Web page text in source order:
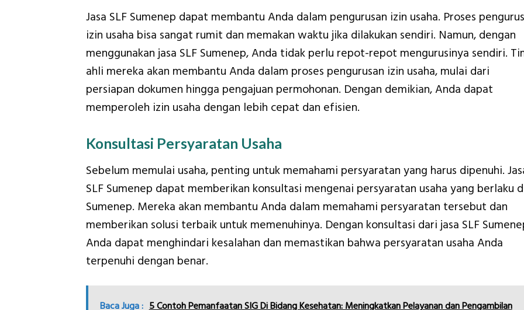
Jasa SLF Sumenep dapat membantu Anda dalam pengurusan izin usaha. Proses
izin usaha bisa sangat rumit dan memakan waktu jika dilakukan sendiri. Namun, dengan
menggunakan jasa SLF Sumenep, Anda tidak perlu repot-repot mengurusinya sendiri.
ahli mereka akan membantu Anda dalam proses pengurusan izin usaha, mulai dari
persiapan dokumen hingga pengajuan permohonan. Dengan demikian, Anda dapat
memperoleh izin usaha dengan lebih cepat dan efisien.
Konsultasi Persyaratan Usaha
Sebelum memulai usaha, penting untuk memahami persyaratan yang harus dipenuhi.
SLF Sumenep dapat memberikan konsultasi mengenai persyaratan usaha yang berlaku
Sumenep. Mereka akan membantu Anda dalam memahami persyaratan tersebut dan
memberikan solusi terbaik untuk memenuhinya. Dengan konsultasi dari jasa SLF
Anda dapat menghindari kesalahan dan memastikan bahwa persyaratan usaha Anda
terpenuhi dengan benar.
Baca Juga : 5 Contoh Pemanfaatan SIG Di Bidang Kesehatan: Meningkatkan Pelayanan dan Pengambilan